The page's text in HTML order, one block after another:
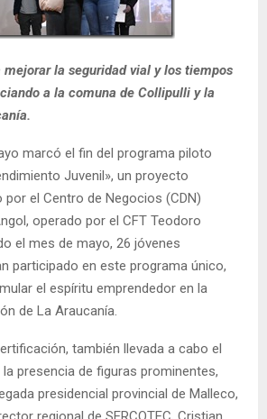
la seguridad vial y los tiempos
a la comuna de Collipulli y la
marcó el fin del programa piloto
Juvenil», un proyecto
el Centro de Negocios (CDN)
operado por el CFT Teodoro
el mes de mayo, 26 jóvenes
participado en este programa único,
el espíritu emprendedor en la
de La Araucanía.
también llevada a cabo el
presencia de figuras prominentes,
presidencial provincial de Malleco,